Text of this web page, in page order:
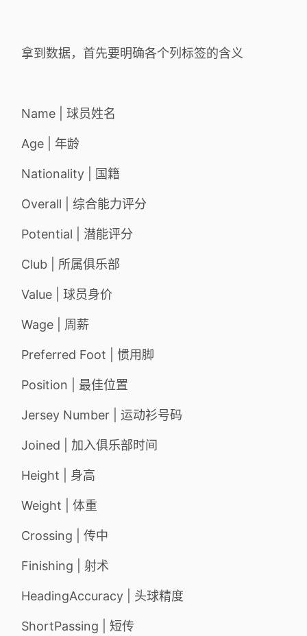
拿到数据，首先要明确各个列标签的含义
Name | 球员姓名
Age | 年龄
Nationality | 国籍
Overall | 综合能力评分
Potential | 潜能评分
Club | 所属俱乐部
Value | 球员身价
Wage | 周薪
Preferred Foot | 惯用脚
Position | 最佳位置
Jersey Number | 运动衫号码
Joined | 加入俱乐部时间
Height | 身高
Weight | 体重
Crossing | 传中
Finishing | 射术
HeadingAccuracy | 头球精度
ShortPassing | 短传